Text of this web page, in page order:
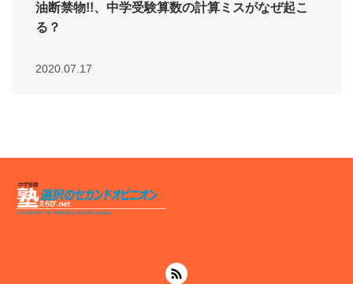
油断禁物!!、中学受験算数の計算ミスがなぜ起こ
る？
2020.07.17